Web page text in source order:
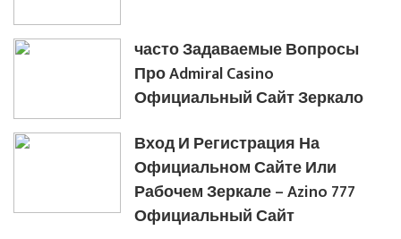
часто Задаваемые Вопросы
Про Admiral Casino
Официальный Сайт Зеркало
Вход И Регистрация На
Официальном Сайте Или
Рабочем Зеркале – Azino 777
Официальный Сайт